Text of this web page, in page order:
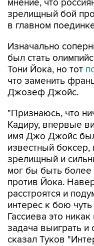
мнение, что
зрелищный бой
в главном
Изначально
был стать
Тони Йока, но тот
что заменить
Джозеф Джойс.
"Признаюсь, что
Кадиру, впервые
имя Джо Джойс
известный
зрелищный и
мог бы быть более
против Йока.
расстроятся и
интерес к бою
Гассиева это
задача выиграть и
сказал Туков